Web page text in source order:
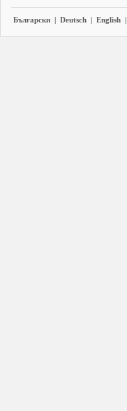
Български | Deutsch | English |